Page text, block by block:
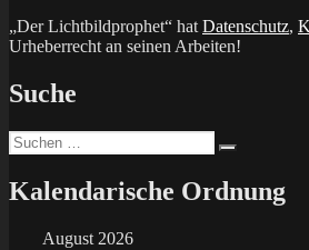
„Der Lichtbildprophet“ hat Datenschutz,
Urheberrecht an seinen Arbeiten!
Suche
Suchen
nach:
Kalendarische Ordnung
August 2026